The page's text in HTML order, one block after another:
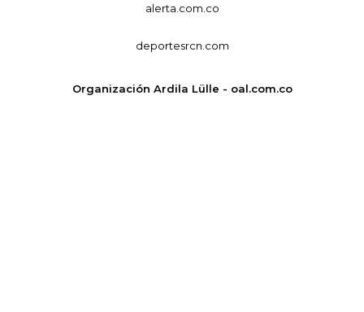
alerta.com.co
deportesrcn.com
Organización Ardila Lülle - oal.com.co